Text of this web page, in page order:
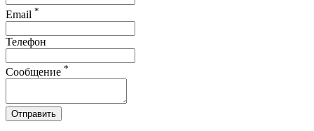
Email *
Телефон
Сообщение *
Отправить